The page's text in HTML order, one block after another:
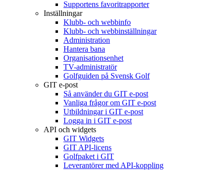
Supportens favoritrapporter
Inställningar
Klubb- och webbinfo
Klubb- och webbinställningar
Administration
Hantera bana
Organisationsenhet
TV-administratör
Golfguiden på Svensk Golf
GIT e-post
Så använder du GIT e-post
Vanliga frågor om GIT e-post
Utbildningar i GIT e-post
Logga in i GIT e-post
API och widgets
GIT Widgets
GIT API-licens
Golfpaket i GIT
Leverantörer med API-koppling